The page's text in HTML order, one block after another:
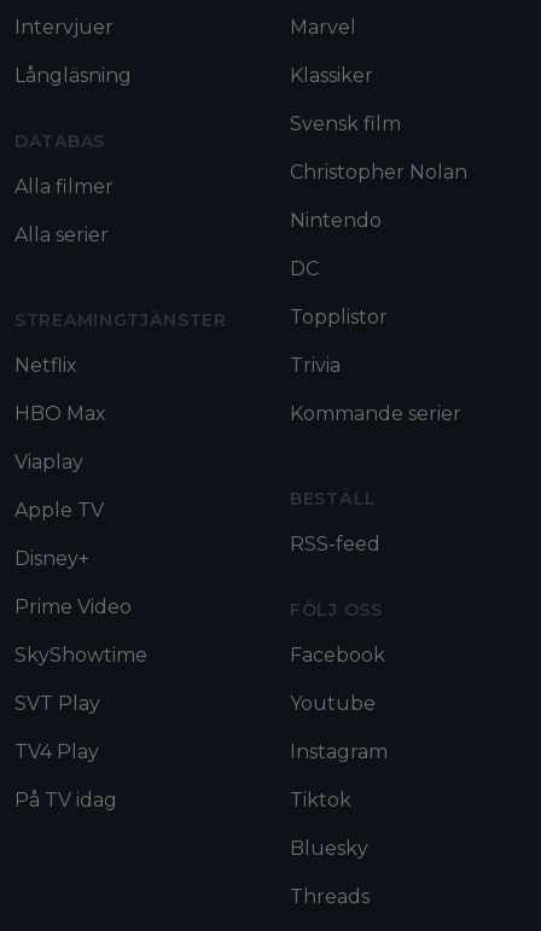
Intervjuer
Långläsning
DATABAS
Alla filmer
Alla serier
STREAMINGTJÄNSTER
Netflix
HBO Max
Viaplay
Apple TV
Disney+
Prime Video
SkyShowtime
SVT Play
TV4 Play
På TV idag
Marvel
Klassiker
Svensk film
Christopher Nolan
Nintendo
DC
Topplistor
Trivia
Kommande serier
BESTÄLL
RSS-feed
FÖLJ OSS
Facebook
Youtube
Instagram
Tiktok
Bluesky
Threads